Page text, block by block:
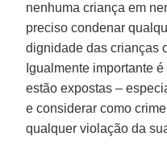
nenhuma criança em
preciso condenar
dignidade das crianças
Igualmente importante
estão expostas –
e considerar como
qualquer violação da